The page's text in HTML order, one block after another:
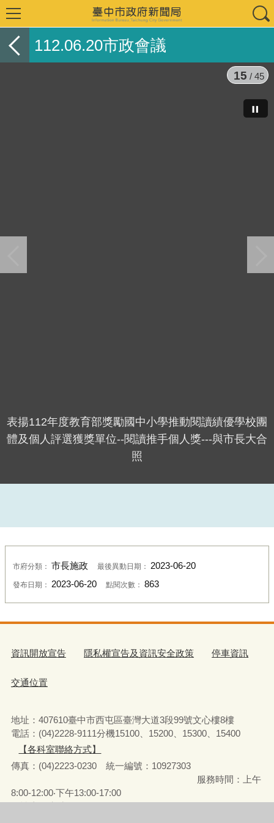
112.06.20市政會議
表揚112年度教育部獎勵國中小學推動閱讀績優學校團
體及個人評選獲獎單位--閱讀推手個人獎---與市長大合
照
15 / 45
市府分類： 市長施政 最後異動日期： 2023-06-20
發布日期： 2023-06-20 點閱次數： 863
資訊開放宣告 隱私權宣告及資訊安全政策 停車資訊
交通位置
地址：407610臺中市西屯區臺灣大道3段99號文心樓8樓
電話：(04)2228-9111分機15100、15200、15300、15400
【各科室聯絡方式】
傳真：(04)2223-0230 統一編號 ： 10927303
服務時間：上午
8:00-12:00‧下午13:00-17:00